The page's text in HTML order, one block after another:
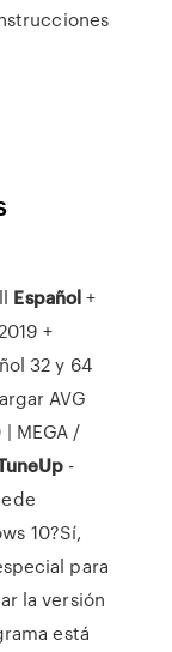
Español+
+
32 y 64
AVG
MEGA /
-
10?Sí,
para
la versión
está